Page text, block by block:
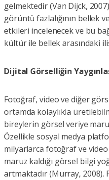
gelmektedir (Van Dijck,
görüntü fazlalığının bellek
etkileri incelenecek ve bu
kültür ile bellek arasındaki
Dijital Görselliğin
Fotoğraf, video ve diğer
ortamda kolaylıkla
bireylerin görsel veriye
Özellikle sosyal medya
milyarlarca fotoğraf ve
maruz kaldığı görsel bilgi
artmaktadır (Murray, 2008).